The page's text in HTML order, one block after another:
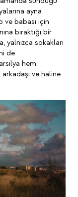
ayna
babası için
bıraktığı bir
yalnızca sokakları
de
hem
ve haline